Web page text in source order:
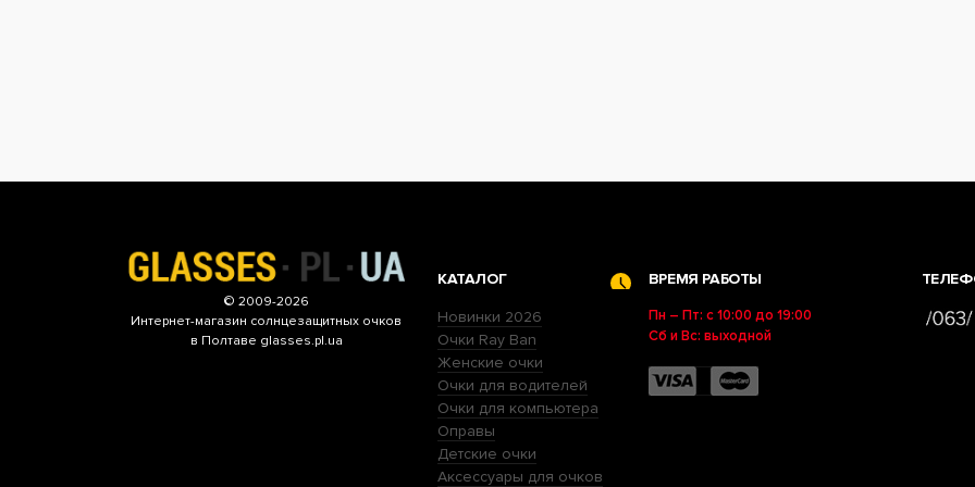
© 2009-2026
Интернет-магазин солнцезащитных очков
в Полтаве glasses.pl.ua
КАТАЛОГ
Новинки 2026
Очки Ray Ban
Женские очки
Очки для водителей
Очки для компьютера
Оправы
Детские очки
Аксессуары для очков
ВРЕМЯ РАБОТЫ
Пн – Пт: с 10:00 до 19:00
Сб и Вс: выходной